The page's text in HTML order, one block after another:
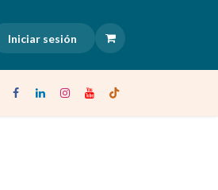
Iniciar sesión